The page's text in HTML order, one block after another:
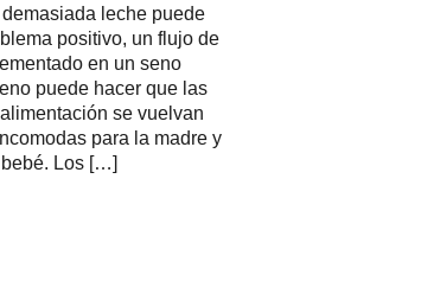
leche puede
positivo, un flujo de
en un seno
puede hacer que las
se vuelvan
para la madre y
Los […]